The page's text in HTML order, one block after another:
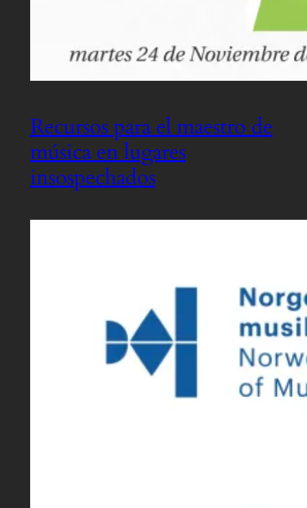
Recursos para el maestro de
música en lugares
insospechados